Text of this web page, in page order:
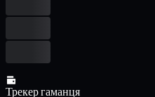
Трекер гаманця